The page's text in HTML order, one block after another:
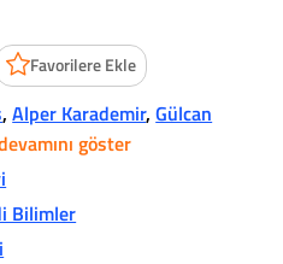
Favorilere Ekle
,Alper Karademir,Gülcan
göster
Bilimler